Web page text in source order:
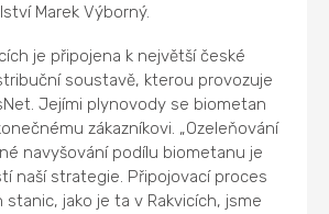
Marek Výborný.
je připojena k největší české
soustavě, kterou provozuje
Jejími plynovody se biometan
zákazníkovi. „Ozeleňování
navyšování podílu biometanu je
naší strategie. Připojovací proces
jako je ta v Rakvicích, jsme